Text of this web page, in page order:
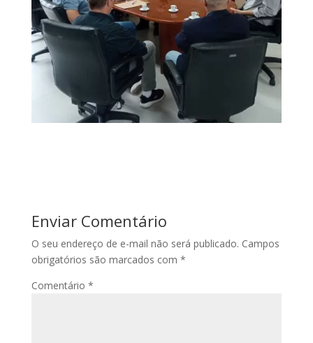
Enviar Comentário
O seu endereço de e-mail não será publicado. Campos
obrigatórios são marcados com *
Comentário *